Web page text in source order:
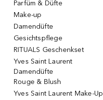
Parfüm & Düfte
Make-up
Damendüfte
Gesichtspflege
RITUALS Geschenkset
Yves Saint Laurent
Damendüfte
Rouge & Blush
Yves Saint Laurent Make-Up